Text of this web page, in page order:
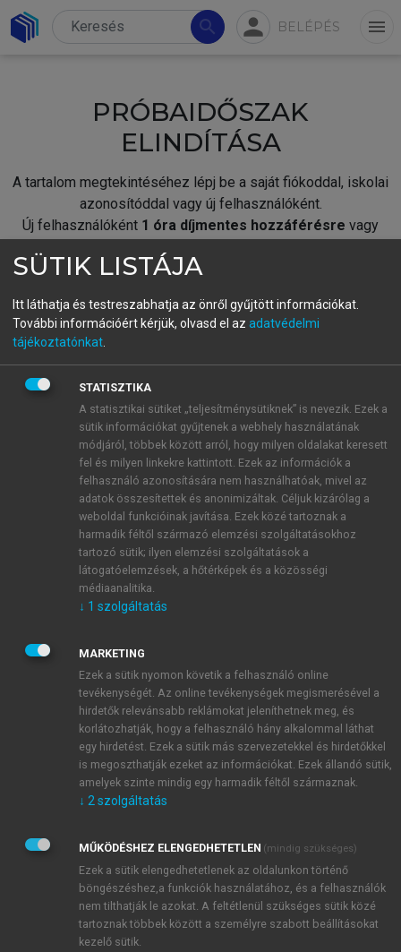
search person BELÉPÉS menu
PRÓBAIDŐSZAK
ELINDÍTÁSA
A tartalom megtekintéséhez lépj be a saját fiókoddal, iskolai
azonosítóddal vagy új felhasználóként.
Új felhasználóként 1 óra díjmentes hozzáférésre vagy
fiókoddal,vagy hozz létre új fiókot.
A regisztráció után apróbaidőszakautomatikusan
BELÉPÉS SAJÁT FIÓKKAL
ÚJ FIÓK LÉTREHOZÁSA
1 óra díjmentes hozzáférés
E-MAIL-CÍM
JELSZÓ
JELSZÓ ÚJRA
Kérek értesítést a MeRSZ újdonságairól, akcióiról.
Kérek értesítést az Akadémiai Kiadó Zrt. újdonságairól,
Adatkezelési tájékoztatóbanfoglaltakat tudomásul
veszem és elfogadom.
Általános vásárlási feltételeket, valamint a szotar.netés a
mersz.huoldalak licencszerződéseiben foglaltakat
tudomásul veszem és elfogadom.
SÜTIK LISTÁJA
Itt láthatja és testreszabhatja az önről gyűjtött információkat.
További információért kérjük, olvasd el az adatvédelmi
tájékoztatónkat
STATISZTIKA
A statisztikai sütiket „teljesítménysütiknek” is nevezik. Ezek a
sütik információkat gyűjtenek a webhely használatának
módjáról, többek között arról, hogy milyen oldalakat keresett
fel és milyen linkekre kattintott. Ezek az információk a
felhasználó azonosítására nem használhatóak, mivel az
adatok összesítettek és anonimizáltak. Céljuk kizárólag a
weboldal funkcióinak javítása. Ezek közé tartoznak a
harmadik féltől származó elemzési szolgáltatásokhoz
tartozó sütik; ilyen elemzési szolgáltatások a
látogatóelemzések, a hőtérképek és a közösségi
médiaanalitika.
↓ 1 szolgáltatás
MARKETING
Ezek a sütik nyomon követik a felhasználó online
tevékenységét. Az online tevékenységek megismerésével a
hirdetők relevánsabb reklámokat jeleníthetnek meg, és
korlátozhatják, hogy a felhasználó hány alkalommal láthat
egy hirdetést. Ezek a sütik más szervezetekkel és hirdetőkkel
is megoszthatják ezeket az információkat. Ezek állandó sütik,
amelyek szinte mindig egy harmadik féltől származnak.
↓ 2 szolgáltatás
MŰKÖDÉSHEZ ELENGEDHETETLEN (mindig szükséges)
Ezek a sütik elengedhetetlenek az oldalunkon történő
böngészéshez,a funkciók használatához, és a felhasználók
nem tilthatják le azokat. A feltétlenül szükséges sütik közé
tartoznak többek között a személyre szabott beállításokat
kezelő sütik.